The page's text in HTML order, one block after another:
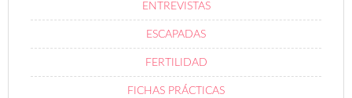
ENTREVISTAS
ESCAPADAS
FERTILIDAD
FICHAS PRÁCTICAS